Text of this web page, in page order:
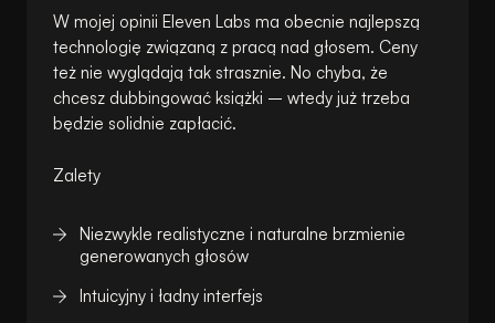
W mojej opinii Eleven Labs ma obecnie najlepszą
technologię związaną z pracą nad głosem. Ceny
też nie wyglądają tak strasznie. No chyba, że
chcesz dubbingować książki – wtedy już trzeba
będzie solidnie zapłacić.
Zalety
Niezwykle realistyczne i naturalne brzmienie
generowanych głosów
Intuicyjny i ładny interfejs